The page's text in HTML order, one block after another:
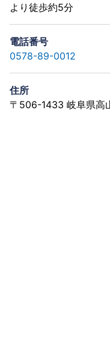
より徒歩約5分
電話番号
0578-89-0012
住所
〒506-1433 岐阜県高